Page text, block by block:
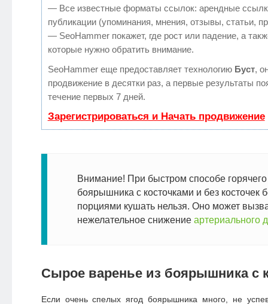
— Все известные форматы ссылок: арендные
публикации (упоминания, мнения, отзывы, статьи,
— SeoHammer покажет, где рост или падение, а
которые нужно обратить внимание.
SeoHammer еще предоставляет технологию Буст,
продвижение в десятки раз, а первые результаты
течение первых 7 дней.
Зарегистрироваться и Начать продвижение
Внимание! При быстром способе
боярышника с косточками и без косточек
порциями кушать нельзя. Оно может
нежелательное снижение артериального
Сырое варенье из боярышника с
Если очень спелых ягод боярышника много, не